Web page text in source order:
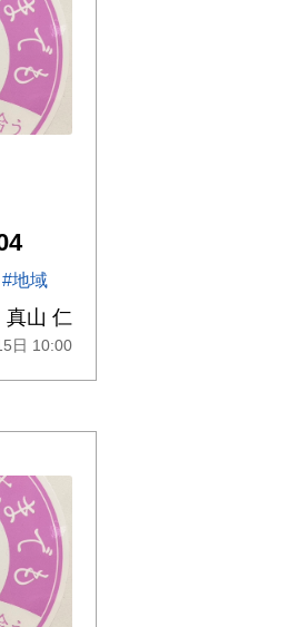
#地域
真山 仁
日 10:00